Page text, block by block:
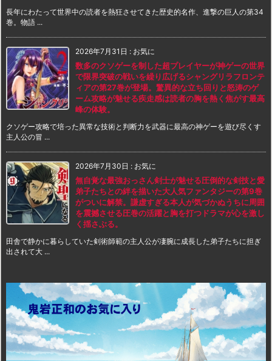
長年にわたって世界中の読者を熱狂させてきた歴史的名作、進撃の巨人の第34
巻。物語 ...
2026年7月31日 : お気に
数多のクソゲーを制した超プレイヤーが神ゲーの世界
で限界突破の戦いを繰り広げるシャングリラフロンテ
ィアの第27巻が登場。驚異的な立ち回りと怒涛のゲ
ーム攻略が魅せる疾走感は読者の胸を熱く焦がす最高
峰の体験。
クソゲー攻略で培った異常な技術と判断力を武器に最高の神ゲーを遊び尽くす
主人公の冒 ...
2026年7月30日 : お気に
無自覚な最強おっさん剣士が魅せる圧倒的な剣技と愛
弟子たちとの絆を描いた大人気ファンタジーの第9巻
がついに解禁。謙虚すぎる本人が気づかぬうちに周囲
を震撼させる圧巻の活躍と胸を打つドラマが心を激し
く揺さぶる。
田舎で静かに暮らしていた剣術師範の主人公が凄腕に成長した弟子たちに担ぎ
出されて大 ...